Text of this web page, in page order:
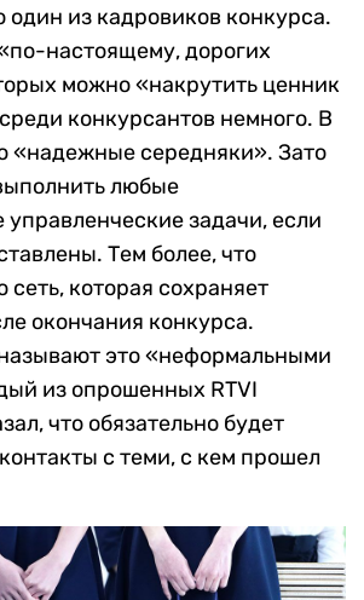
один из кадровиков конкурса.
настоящему, дорогих
можно «накрутить ценник
конкурсантов немного. В
«надежные середняки». Зато
любые
задачи, если
Тем более, что
которая сохраняет
окончания конкурса.
это «неформальными
из опрошенных RTVI
что обязательно будет
с теми, с кем прошел